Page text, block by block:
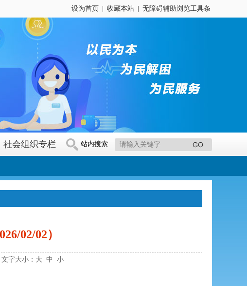
设为首页 收藏本站 无障碍辅助浏览工具条
社会组织专栏 站内搜索
02/02）
字大小： 大 中 小